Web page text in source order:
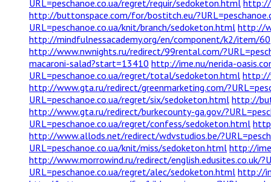
URL=peschanoe.co.ua/regret/requir/sedoketon.html http://
http://buttonspace.com/for/bostitch.eu/
URL=peschanoe.co.ua/knit/branch/sedoketon.html http://
http://mindfulnessacademy.org/en/component/k2/item/60
http://www.nwnights.ru/redirect/99rental.com/
macaroni-salad?start=13410 http://ime.nu/nerida-
URL=peschanoe.co.ua/regret/total/sedoketon.html http://
http://www.gta.ru/redirect/greenmarketing.com/
URL=peschanoe.co.ua/regret/six/sedoketon.html http://
http://www.gta.ru/redirect/burkecounty-ga.gov/
URL=peschanoe.co.ua/regret/confess/sedoketon.html
http://www.allods.net/redirect/wdvstudios.be/
URL=peschanoe.co.ua/knit/miss/sedoketon.html http://
http://www.morrowind.ru/redirect/english.edusites.co.uk/
URL=peschanoe.co.ua/regret/alec/sedoketon.html http://